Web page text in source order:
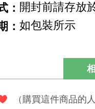
： 開封前請存放
： 如包裝所示
（購買這件商品的